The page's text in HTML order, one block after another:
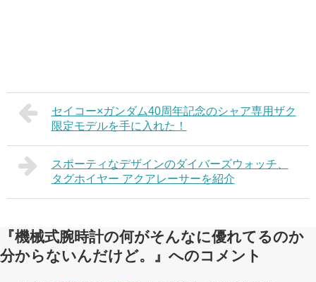
セイコー×ガンダム40周年記念のシャア専用ザク
限定モデルを手に入れた！
スポーティなデザインのダイバーズウォッチ、
タグホイヤー アクアレーサーを紹介
『機械式腕時計の何がそんなに優れてるのか
分からないんだけど。』へのコメント